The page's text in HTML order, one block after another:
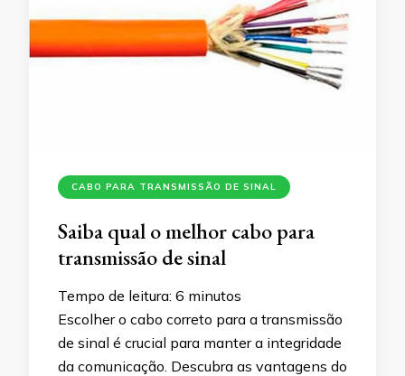
CABO PARA TRANSMISSÃO DE SINAL
Saiba qual o melhor cabo para
transmissão de sinal
Tempo de leitura: 6 minutos
Escolher o cabo correto para a transmissão
de sinal é crucial para manter a integridade
da comunicação. Descubra as vantagens do